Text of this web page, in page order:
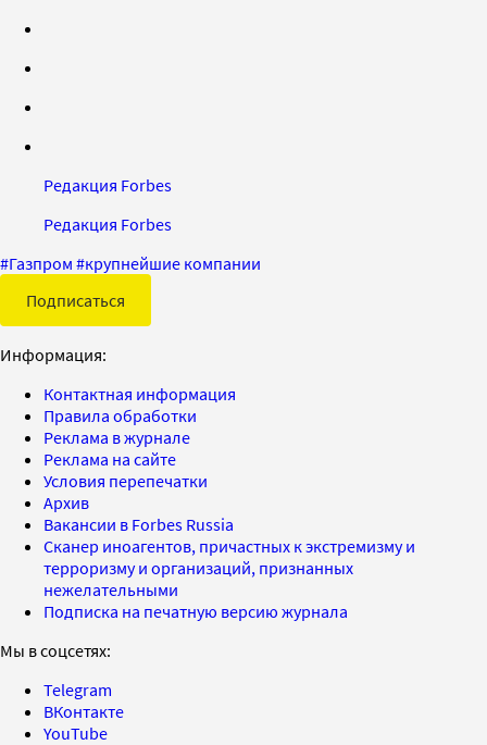
Редакция Forbes
Редакция Forbes
#Газпром #крупнейшие компании
Подписаться
Информация:
Контактная информация
Правила обработки
Реклама в журнале
Реклама на сайте
Условия перепечатки
Архив
Вакансии в Forbes Russia
Сканер иноагентов, причастных к экстремизму и
терроризму и организаций, признанных
нежелательными
Подписка на печатную версию журнала
Мы в соцсетях:
Telegram
ВКонтакте
YouTube